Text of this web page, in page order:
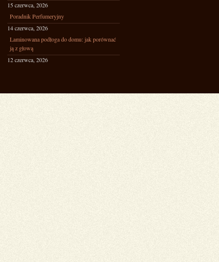
15 czerwca, 2026
Poradnik Perfumeryjny
14 czerwca, 2026
Laminowana podłoga do domu: jak porównać
ją z głową
12 czerwca, 2026